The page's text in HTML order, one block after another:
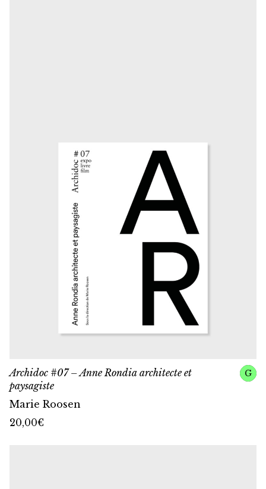
Archidoc #07 – Anne Rondia architecte et
paysagiste
G
Marie Roosen
20,00€